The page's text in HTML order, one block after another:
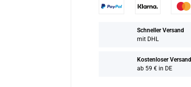
Schneller Versand
mit DHL
Kostenloser Versand
ab 59 € in DE